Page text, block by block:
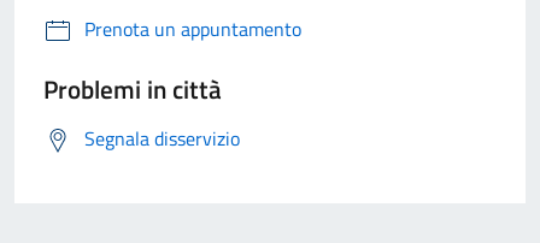
Prenota un appuntamento
Problemi in città
Segnala disservizio